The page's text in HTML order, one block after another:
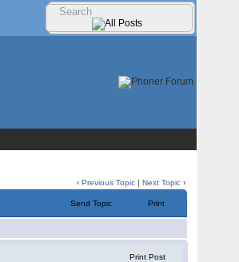
‹Previous Topic |Next Topic ›
Send Topic Print
Print Post